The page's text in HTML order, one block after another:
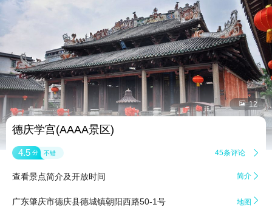
 12
德庆学宫(AAAA景区)
4.5 分 不错 45条评论 
查看景点简介及开放时间 简介 
广东肇庆市德庆县德城镇朝阳西路50-1号 地图 